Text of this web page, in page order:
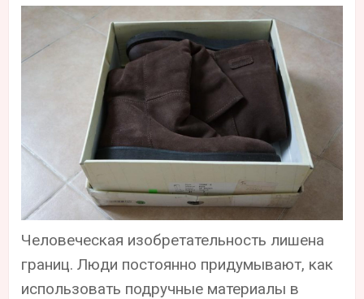
Человеческая изобретательность лишена
границ. Люди постоянно придумывают, как
использовать подручные материалы в